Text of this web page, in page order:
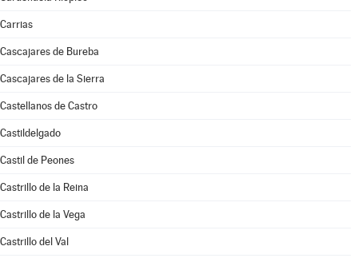
Carrias
Cascajares de Bureba
Cascajares de la Sierra
Castellanos de Castro
Castildelgado
Castil de Peones
Castrillo de la Reina
Castrillo de la Vega
Castrillo del Val